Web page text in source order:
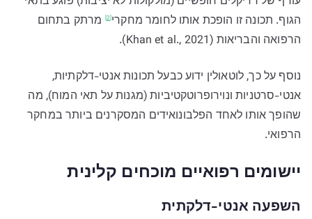
הגוף. תכונה זו הופכת אותו לחומר מחקרי[2]
מרתק בתחום
הרפואה והבריאות (Khan et al., 2021).
נוסף על כך, לוטאולין ידוע כבעל תכונות אנטי-דלקתיות,
אנטי-סרטניות ונוירופרוטקטיביות (מגנות על תאי המוח), מה
שהופך אותו לאחד הפלבונואידים המסקרנים ביותר במחקר
הרפואי.
יישומים רפואיים מוכחים קלינית
השפעה אנטי-דלקתית